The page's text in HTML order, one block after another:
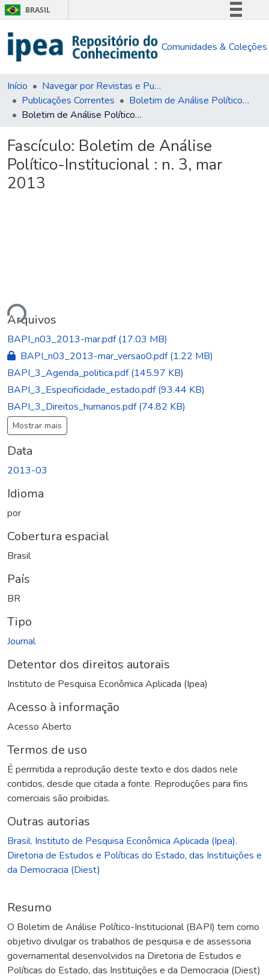
BRASIL
Comunica BR
Legislação
Comunidades & Coleções
Início
Navegar por Revistas e Publicações Seriadas
Publicações Correntes
Boletim de Análise Político-Institucional (BAPI)
Boletim de Análise Político-Institucional : n. 3, mar 2013
Fascículo: Boletim de Análise
Político-Institucional : n. 3, mar
2013
Arquivos
BAPI_n03_2013-mar.pdf(17.03 MB)
BAPI_n03_2013-mar_versao0.pdf(1.22 MB)
BAPI_3_Agenda_politica.pdf(145.97 KB)
BAPI_3_Especificidade_estado.pdf(93.44 KB)
BAPI_3_Direitos_humanos.pdf(74.82 KB)
Mostrar mais
Data
2013-03
Idioma
por
Cobertura espacial
Brasil
País
BR
Tipo
Journal
Detentor dos direitos autorais
Instituto de Pesquisa Econômica Aplicada (Ipea)
Acesso à informação
Acesso Aberto
Termos de uso
É permitida a reprodução deste texto e dos dados nele
contidos, desde que citada a fonte. Reproduções para fins
comerciais são proibidas.
Outras autorias
Brasil. Instituto de Pesquisa Econômica Aplicada (Ipea).
Diretoria de Estudos e Políticas do Estado, das Instituições e
da Democracia (Diest)
Resumo
O Boletim de Análise Político-Institucional (BAPI) tem como
objetivo divulgar os trabalhos de pesquisa e de assessoria
governamental desenvolvidos na Diretoria de Estudos e
Políticas do Estado, das Instituições e da Democracia (Diest)